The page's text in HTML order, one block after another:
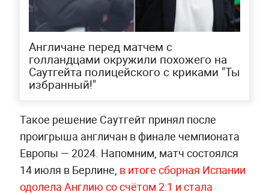
Англичане перед матчем с
голландцами окружили похожего на
Саутгейта полицейского с криками "Ты
избранный!"
Такое решение Саутгейт принял после
проигрыша англичан в финале чемпионата
Европы — 2024. Напомним, матч состоялся
14 июля в Берлине, в итоге сборная Испании
одолела Англию со счётом 2:1 и стала